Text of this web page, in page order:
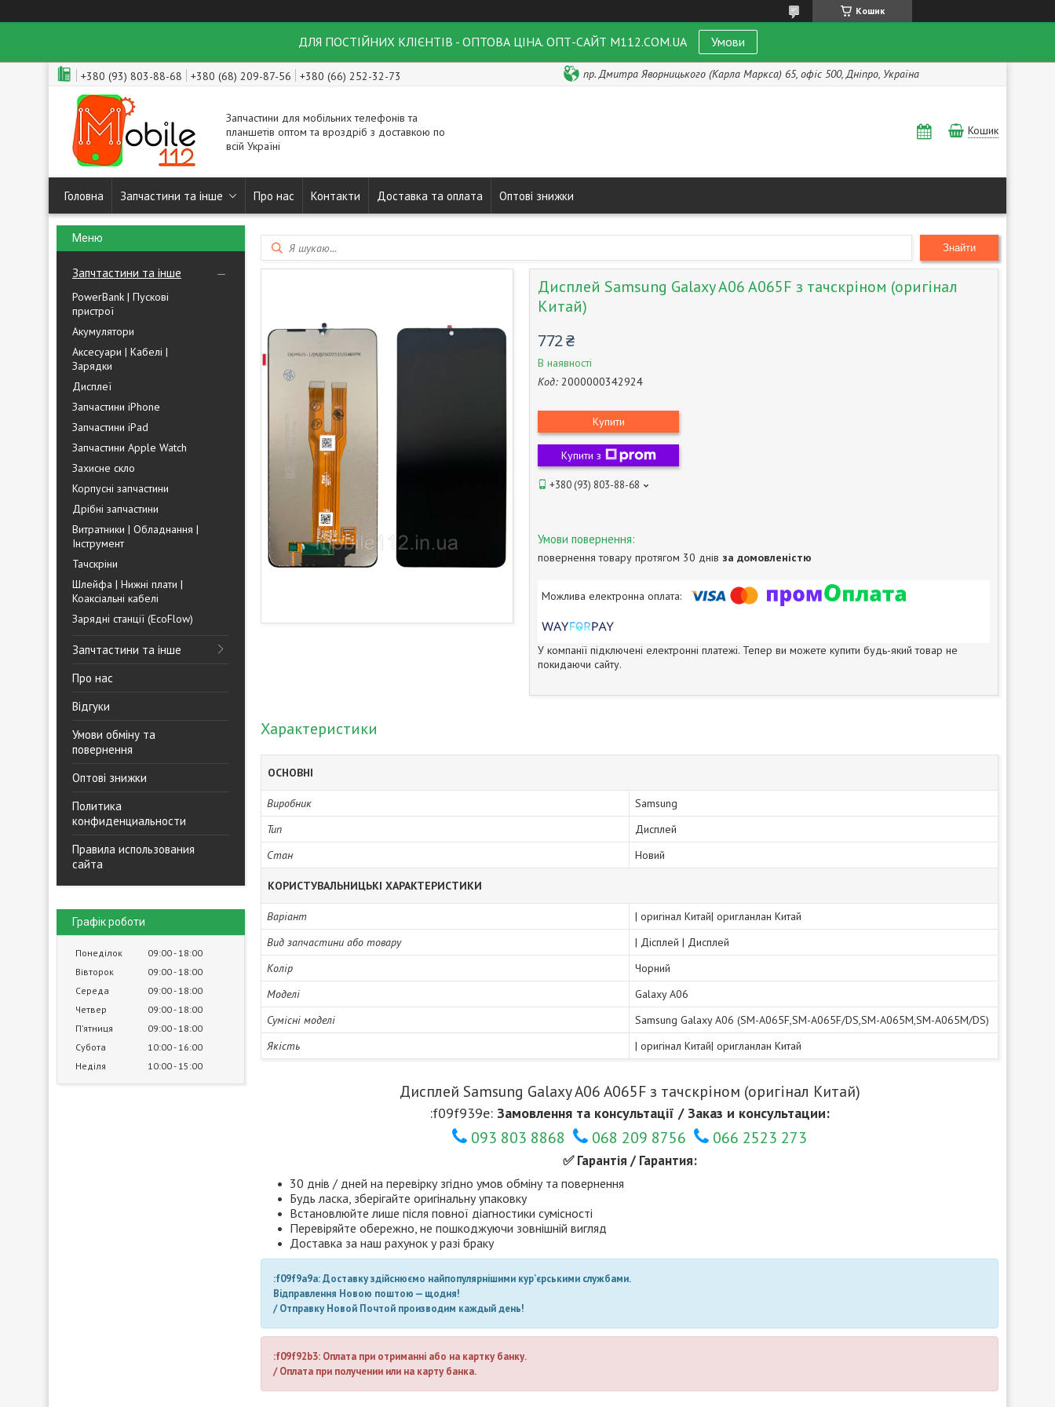
Кошик
ДЛЯ ПОСТІЙНИХ КЛІЄНТІВ - ОПТОВА ЦІНА. ОПТ-САЙТ M112.COM.UA Умови
+380 (93) 803-88-68 +380 (68) 209-87-56 +380 (66) 252-32-73 пр. Дмитра Яворницького (Карла Маркса) 65, офіс 500, Дніпро, Україна
Запчастини для мобільних телефонів та
планшетів оптом та вроздріб з доставкою по
всій Україні
Кошик
Головна Запчастини та інше Про нас Контакти Доставка та оплата Оптові знижки
Запчтастини та інше
PowerBank | Пускові
пристрої
Акумулятори
Аксесуари | Кабелі |
Зарядки
Дисплеї
Запчастини iPhone
Запчастини iPad
Запчастини Apple Watch
Захисне скло
Корпусні запчастини
Дрібні запчастини
Витратники | Обладнання |
Інструмент
Тачскріни
Шлейфа | Нижні плати |
Коаксіальні кабелі
Зарядні станції (EcoFlow)
Запчтастини та інше
Про нас
Відгуки
Умови обміну та
повернення
Оптові знижки
Политика
конфиденциальности
Правила использования
сайта
Графік роботи
Понеділок 09:00 18:00
Вівторок
09:00 18:00
Середа
09:00 18:00
Четвер
09:00 18:00
Пʼятниця
09:00 18:00
Субота
10:00 16:00
Неділя
10:00 15:00
Знайти
Дисплей Samsung Galaxy A06 A065F з тачскріном (оригінал
Китай)
772 ₴
В наявності
Код: 2000000342924
Купити
Купити з
+380 (93) 803-88-68
повернення товару протягом 30 днів за домовленістю
У компанії підключені електронні платежі. Тепер ви можете купити будь-який товар не
покидаючи сайту.
Характеристики
ОСНОВНІ
Виробник
Samsung
Тип
Дисплей
Стан
Новий
КОРИСТУВАЛЬНИЦЬКІ ХАРАКТЕРИСТИКИ
Варіант
| оригінал Китай| оригланлан Китай
Вид запчастини або товару
| Дісплей | Дисплей
Колір
Чорний
Моделі
Galaxy A06
Сумісні моделі
Samsung Galaxy A06 (SM-A065F,SM-A065F/DS,SM-A065M,SM-A065M/DS)
Якість
| оригінал Китай| оригланлан Китай
Дисплей Samsung Galaxy A06 A065F з тачскріном (оригінал Китай)
:f09f939e: Замовлення та консультації / Заказ и консультации:
093 803 8868 068 209 8756 066 2523 273
✅ Гарантія / Гарантия:
30 днів / дней на перевірку згідно умов обміну та повернення
Будь ласка, зберігайте оригінальну упаковку
Встановлюйте лише після повної діагностики сумісності
Перевіряйте обережно, не пошкоджуючи зовнішній вигляд
Доставка за наш рахунок у разі браку
:f09f9a9a: Доставку здійснюємо найпопулярнішими кур’єрськими службами.
Відправлення Новою поштою — щодня!
/ Отправку Новой Почтой производим каждый день!
:f09f92b3: Оплата при отриманні або на картку банку.
/ Оплата при получении или на карту банка.